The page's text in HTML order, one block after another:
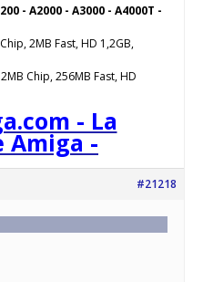
- A2000 - A3000 - A4000T -
2MB Fast, HD 1,2GB,
Chip, 256MB Fast, HD
- La
Amiga -
#21218